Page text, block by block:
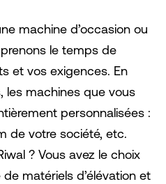
machine d’occasion ou
le temps de
et vos exigences. En
les machines que vous
personnalisées :
de votre société, etc.
? Vous avez le choix
matériels d’élévation et